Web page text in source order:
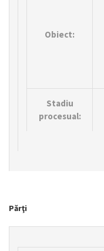
Obiect:
Stadiu
procesual:
Părţi